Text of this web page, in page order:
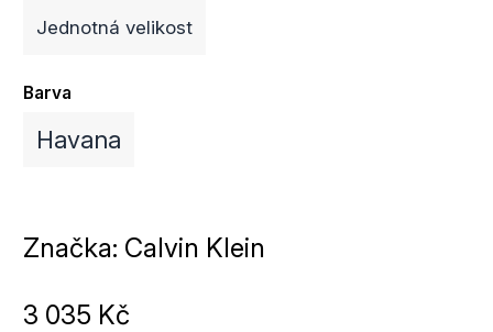
Jednotná velikost
Barva
Havana
Značka: Calvin Klein
3 035 Kč